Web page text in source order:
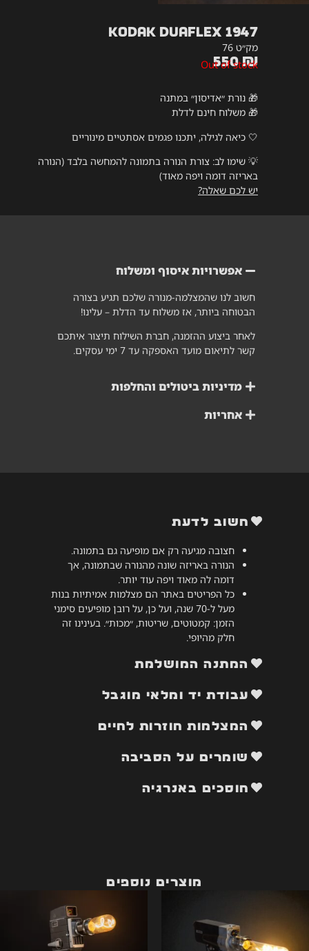
Kodak Duaflex 1947
מק״ט 76
550₪
Out of stock
🎁 נורת ״אדיסון״ במתנה
🎁 משלוח חינם לדלת
🤍 כיאה לגילה, יתכנו פגמים אסתטיים מינוריים
💡 שימו לב: צורת הנורה בתמונה להמחשה בלבד (הנורה
באריזה דומה ויפה מאוד)
יש לכם שאלה?
חשוב לדעת
חצובה מגיעה רק אם מופיעה גם בתמונה.
הנורה באריזה שונה מהנורה שבתמונה, אך
דומה לה מאוד ויפה עוד יותר.
כל הפריטים באתר הם מצלמות אמיתיות בנות
מעל ל-70 שנה, ועל כן, על רובן מופיעים סימני
הזמן: קמטוטים, שריטות, ״מכות״. בעינינו זה
חלק מהיופי.
המתנה המושלמת
עבודת יד ומלאי מוגבל
המצלמות חוזרות לחיים
שומרים על הסביבה
חוסכים באנרגיה
אפשרויות איסוף ומשלוח
חשוב לנו שהמצלמה-מנורה שלכם תגיע בצורה
הבטוחה ביותר, אז משלוח עד הדלת – עלינו!
לאחר ביצוע ההזמנה, חברת השילוח תיצור איתכם
קשר לתיאום מועד האספקה עד 7 ימי עסקים.
מדיניות ביטולים והחלפות
אחריות
מוצרים נוספים